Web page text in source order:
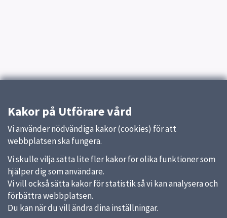
Kakor på Utförare vård
Vi använder nödvändiga kakor (cookies) för att
webbplatsen ska fungera.
Vi skulle vilja sätta lite fler kakor för olika funktioner som
hjälper dig som användare.
Vi vill också sätta kakor för statistik så vi kan analysera och
förbättra webbplatsen.
Du kan när du vill ändra dina inställningar.